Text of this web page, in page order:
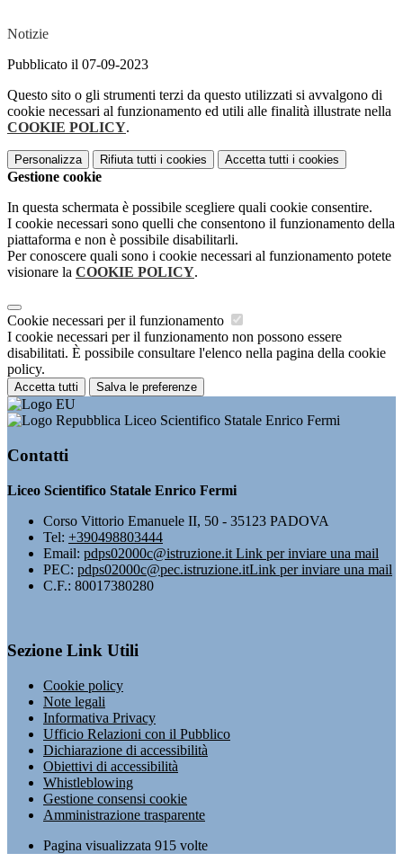
Notizie
Pubblicato il 07-09-2023
Questo sito o gli strumenti terzi da questo utilizzati si avvalgono di
cookie necessari al funzionamento ed utili alle finalità illustrate nella
COOKIE POLICY.
Personalizza Rifiuta tutti i cookies Accetta tutti i cookies
Gestione cookie
In questa schermata è possibile scegliere quali cookie consentire.
I cookie necessari sono quelli che consentono il funzionamento della
piattaforma e non è possibile disabilitarli.
Per conoscere quali sono i cookie necessari al funzionamento potete
visionare la COOKIE POLICY.
Cookie necessari per il funzionamento
I cookie necessari per il funzionamento non possono essere
disabilitati. È possibile consultare l'elenco nella pagina della cookie
policy.
Accetta tutti Salva le preferenze
Liceo Scientifico Statale Enrico Fermi
Contatti
Liceo Scientifico Statale Enrico Fermi
Corso Vittorio Emanuele II, 50 - 35123 PADOVA
Tel: +390498803444
Email: pdps02000c@istruzione.it Link per inviare una mail
PEC: pdps02000c@pec.istruzione.itLink per inviare una mail
C.F.: 80017380280
Sezione Link Utili
Cookie policy
Note legali
Informativa Privacy
Ufficio Relazioni con il Pubblico
Dichiarazione di accessibilità
Obiettivi di accessibilità
Whistleblowing
Gestione consensi cookie
Amministrazione trasparente
Pagina visualizzata 915 volte